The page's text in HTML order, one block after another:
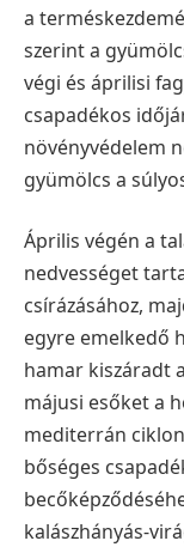
a
szerint a
végi és áprilisi
csapadékos
növényvédelem
gyümölcs a
Április végén a
nedvességet
csírázásához,
egyre emelkedő
hamar kiszáradt
májusi esőket a
mediterrán
bőséges
kalászhányás-